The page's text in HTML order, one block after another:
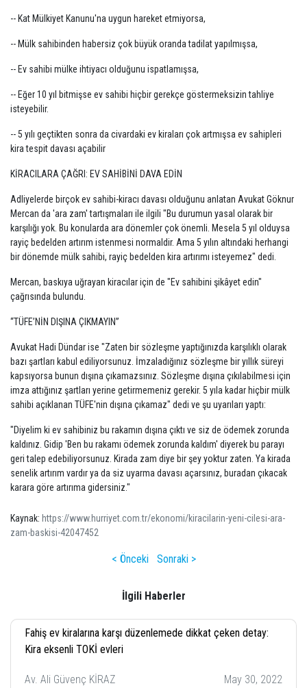
-- Kat Mülkiyet Kanunu'na uygun hareket etmiyorsa,
-- Mülk sahibinden habersiz çok büyük oranda tadilat yapılmışsa,
-- Ev sahibi mülke ihtiyacı olduğunu ispatlamışsa,
-- Eğer 10 yıl bitmişse ev sahibi hiçbir gerekçe göstermeksizin tahliye
isteyebilir.
-- 5 yılı geçtikten sonra da civardaki ev kiraları çok artmışsa ev sahipleri
kira tespit davası açabilir
KİRACILARA ÇAĞRI: EV SAHİBİNİ DAVA EDİN
Adliyelerde birçok ev sahibi-kiracı davası olduğunu anlatan Avukat Göknur
Mercan da 'ara zam' tartışmaları ile ilgili "Bu durumun yasal olarak bir
karşılığı yok. Bu konularda ara dönemler çok önemli. Mesela 5 yıl olduysa
rayiç bedelden artırım istenmesi normaldir. Ama 5 yılın altındaki herhangi
bir dönemde mülk sahibi, rayiç bedelden kira artırımı isteyemez" dedi.
Mercan, baskıya uğrayan kiracılar için de "Ev sahibini şikâyet edin"
çağrısında bulundu.
“TÜFE’NİN DIŞINA ÇIKMAYIN”
Avukat Hadi Dündar ise "Zaten bir sözleşme yaptığınızda karşılıklı olarak
bazı şartları kabul ediliyorsunuz. İmzaladığınız sözleşme bir yıllık süreyi
kapsıyorsa bunun dışına çıkamazsınız. Sözleşme dışına çıkılabilmesi için
imza attığınız şartları yerine getirmemeniz gerekir. 5 yıla kadar hiçbir mülk
sahibi açıklanan TÜFE'nin dışına çıkamaz" dedi ve şu uyarıları yaptı:
"Diyelim ki ev sahibiniz bu rakamın dışına çıktı ve siz de ödemek zorunda
kaldınız. Gidip 'Ben bu rakamı ödemek zorunda kaldım' diyerek bu parayı
geri talep edebiliyorsunuz. Kirada zam diye bir şey yoktur zaten. Ya kirada
senelik artırım vardır ya da siz uyarma davası açarsınız, buradan çıkacak
karara göre artırıma gidersiniz."
Kaynak: https://www.hurriyet.com.tr/ekonomi/kiracilarin-yeni-cilesi-ara-
zam-baskisi-42047452
< Önceki Sonraki >
İlgili Haberler
Fahiş ev kiralarına karşı düzenlemede dikkat çeken detay:
Kira eksenli TOKİ evleri
Av. Ali Güvenç KİRAZ May 30, 2022